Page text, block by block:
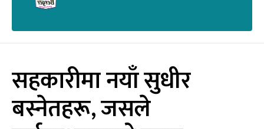
सहकारीमा नयाँ सुधीर
बस्नेतहरू, जसले